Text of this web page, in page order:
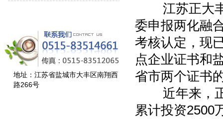
地址：江苏省盐城市大丰区南翔西
路266号
江苏正大丰
委申报两化融
考核认定，现
点企业证书和
省市两个证书
近年来，正
累计投资2500